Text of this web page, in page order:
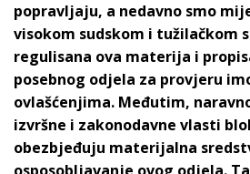
popravljaju, a nedavno smo
visokom sudskom i tužilačkom
regulisana ova materija i
posebnog odjela za provjeru
ovlašćenjima. Međutim,
izvršne i zakonodavne vlasti
obezbjeđuju materijalna